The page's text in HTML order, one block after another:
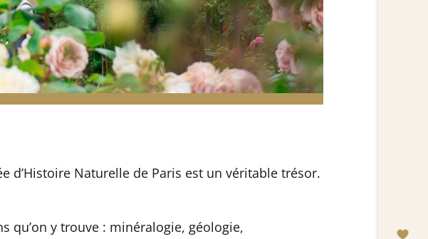
Naturelle de Paris est un véritable trésor.
qu’on y trouve : minéralogie, géologie,